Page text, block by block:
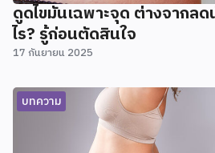
ดูดไขมันเฉพาะจุด ต่างจากล
ไร? รู้ก่อนตัดสินใจ
17 กันยายน 2025
บทความ